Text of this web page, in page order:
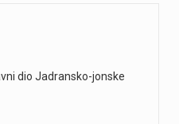
dio Jadransko-jonske